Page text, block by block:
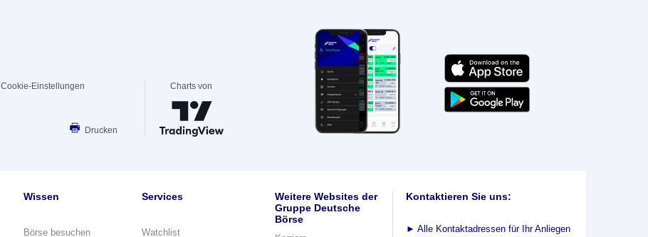
Cookie-Einstellungen
Drucken
Charts von
Wissen
Börse besuchen
Services
Watchlist
Weitere Websites der
Gruppe Deutsche
Börse
Kontaktieren Sie uns:
► Alle Kontaktadressen für Ihr Anliegen